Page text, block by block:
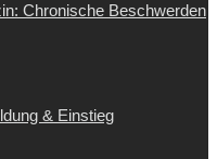
Chronische Beschwerden
& Einstieg